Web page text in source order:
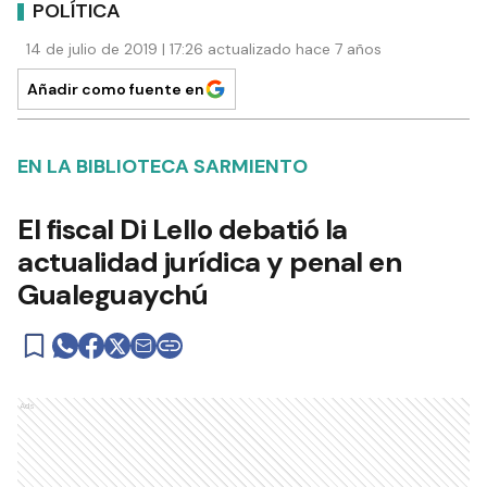
POLÍTICA
14 de julio de 2019 | 17:26 actualizado hace 7 años
Añadir como fuente en
EN LA BIBLIOTECA SARMIENTO
El fiscal Di Lello debatió la
actualidad jurídica y penal en
Gualeguaychú
Ads